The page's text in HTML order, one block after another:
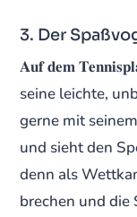
3. Der
𝐀𝐮𝐟 𝐝𝐞𝐦
seine leichte,
gerne mit
und sieht den
denn als
brechen und die